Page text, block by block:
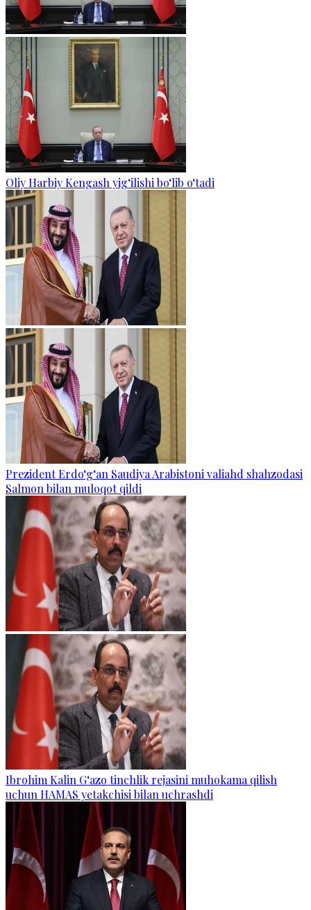
Oliy Harbiy Kengash yig‘ilishi bo‘lib o‘tadi
Prezident Erdo‘g‘an Saudiya Arabistoni valiahd shahzodasi
Salmon bilan muloqot qildi
Ibrohim Kalin G‘azo tinchlik rejasini muhokama qilish
uchun HAMAS yetakchisi bilan uchrashdi